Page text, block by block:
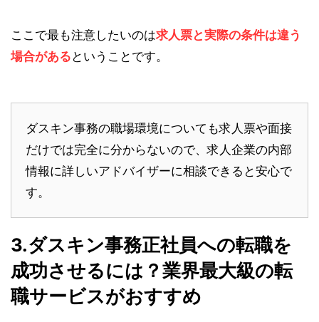
ここで最も注意したいのは求人票と実際の条件は違う
場合がある ということです。
ダスキン事務の職場環境についても求人票や面接
だけでは完全に分からないので、求人企業の内部
情報に詳しいアドバイザーに相談できると安心で
す。
3.ダスキン事務正社員への転職を
成功させるには？業界最大級の転
職サービスがおすすめ